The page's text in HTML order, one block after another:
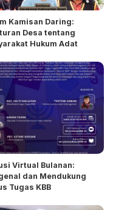
Kamisan Daring:
Desa tentang
Hukum Adat
Virtual Bulanan:
dan Mendukung
Tugas KBB